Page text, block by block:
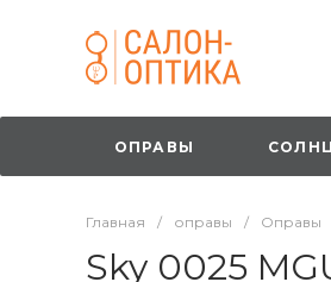
ОПРАВЫ
Главная / оправы / Оправы
Sky 0025